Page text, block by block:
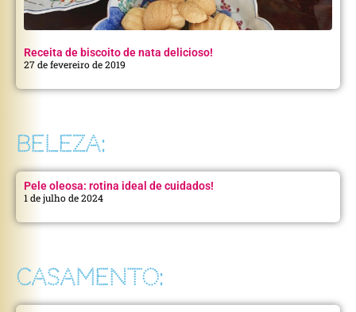
Receita de biscoito de nata delicioso!
27 de fevereiro de 2019
BELEZA:
Pele oleosa: rotina ideal de cuidados!
1 de julho de 2024
CASAMENTO: